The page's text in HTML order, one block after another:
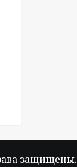
защищены.